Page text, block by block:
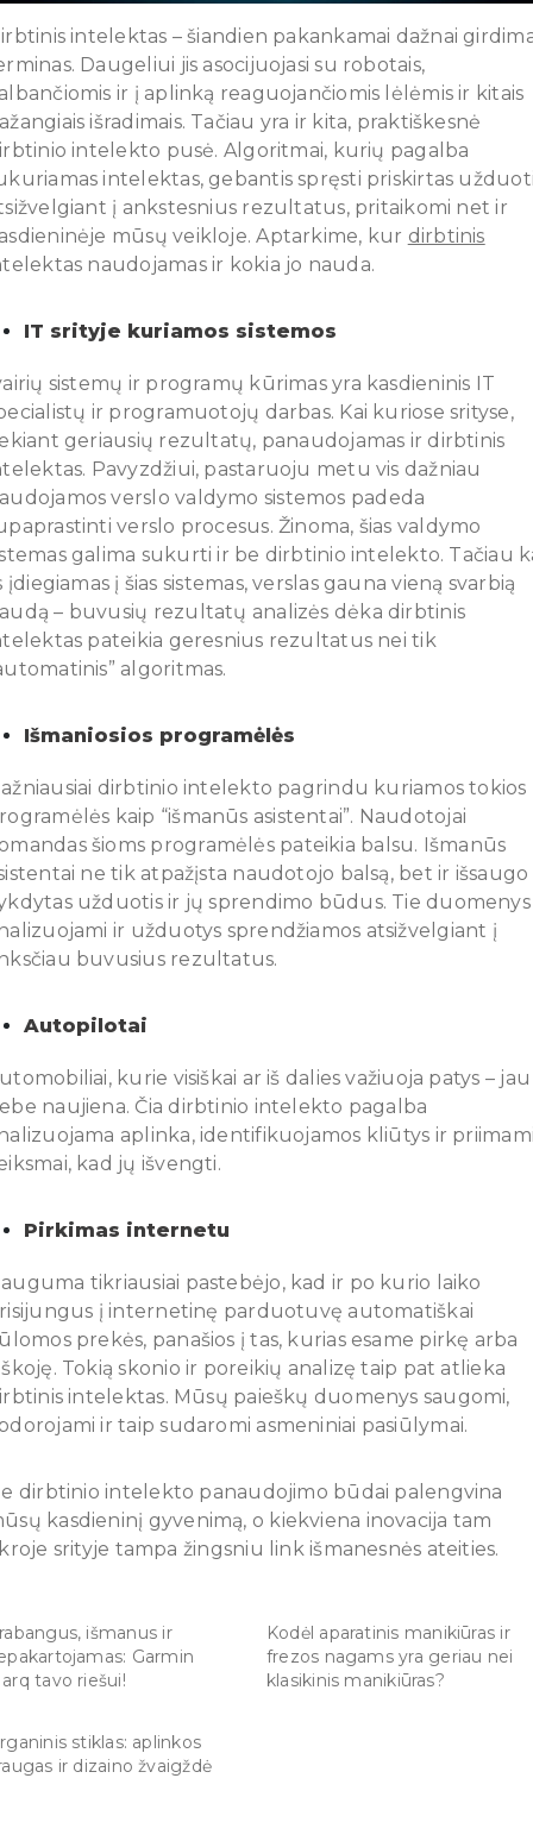
intelektas – šiandien pakankamai dažnai
Daugeliui jis asocijuojasi su robotais,
ir į aplinką reaguojančiomis lėlėmis ir kitais
išradimais. Tačiau yra ir kita, praktiškesnė
intelekto pusė. Algoritmai, kurių pagalba
intelektas, gebantis spręsti priskirtas
į ankstesnius rezultatus, pritaikomi net ir
mūsų veikloje. Aptarkime, kur dirbtinis
naudojamas ir kokia jo nauda.
IT srityje kuriamos sistemos
sistemų ir programų kūrimas yra kasdieninis IT
ir programuotojų darbas. Kai kuriose srityse,
geriausių rezultatų, panaudojamas ir dirbtinis
Pavyzdžiui, pastaruoju metu vis dažniau
verslo valdymo sistemos padeda
verslo procesus. Žinoma, šias valdymo
galima sukurti ir be dirbtinio intelekto. Tačiau
įdiegiamas į šias sistemas, verslas gauna vieną svarbią
– buvusių rezultatų analizės dėka dirbtinis
pateikia geresnius rezultatus nei tik
algoritmas.
Išmaniosios programėlės
dirbtinio intelekto pagrindu kuriamos tokios
kaip “išmanūs asistentai”. Naudotojai
šioms programėlės pateikia balsu. Išmanūs
ne tik atpažįsta naudotojo balsą, bet ir išsaugo
užduotis ir jų sprendimo būdus. Tie duomenys
ir užduotys sprendžiamos atsižvelgiant į
buvusius rezultatus.
Autopilotai
kurie visiškai ar iš dalies važiuoja patys – jau
naujiena. Čia dirbtinio intelekto pagalba
aplinka, identifikuojamos kliūtys ir
kad jų išvengti.
Pirkimas internetu
tikriausiai pastebėjo, kad ir po kurio laiko
į internetinę parduotuvę automatiškai
prekės, panašios į tas, kurias esame pirkę arba
Tokią skonio ir poreikių analizę taip pat atlieka
intelektas. Mūsų paieškų duomenys saugomi,
ir taip sudaromi asmeniniai pasiūlymai.
dirbtinio intelekto panaudojimo būdai palengvina
kasdieninį gyvenimą, o kiekviena inovacija tam
srityje tampa žingsniu link išmanesnės ateities.
išmanus ir
Garmin
tavo riešui!
Kodėl aparatinis manikiūras ir
frezos nagams yra geriau nei
klasikinis manikiūras?
stiklas: aplinkos
ir dizaino žvaigždė